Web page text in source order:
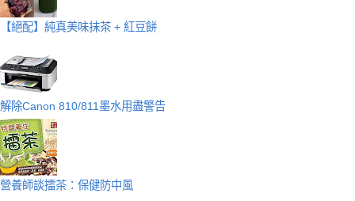
【絕配】純真美味抹茶 + 紅豆餅
解除Canon 810/811墨水用盡警告
營養師談擂茶：保健防中風